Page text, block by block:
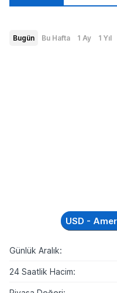
Bugün Bu Hafta 1 Ay 1 Yıl
USD -
Günlük Aralık:
24 Saatlik Hacim: